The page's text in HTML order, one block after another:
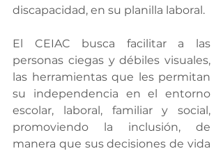
discapacidad, en su planilla laboral.
El CEIAC busca facilitar a las
personas ciegas y débiles visuales,
las herramientas que les permitan
su independencia en el entorno
escolar, laboral, familiar y social,
promoviendo la inclusión, de
manera que sus decisiones de vida